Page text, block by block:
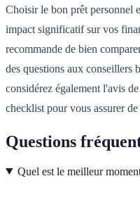
Choisir le bon prêt personnel
impact significatif sur vos
recommande de bien
des questions aux conseillers
considérez également l'avis
checklist pour vous assurer
Questions
Quel est le meilleur